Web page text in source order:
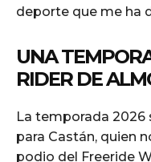
deporte que me ha
UNA
RIDER DE
La temporada 2026
para Castán, quien
podio del Freeride